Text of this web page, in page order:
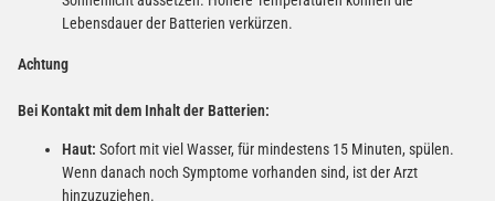
Lebensdauer der Batterien verkürzen.
Achtung
Bei Kontakt mit dem Inhalt der Batterien:
Haut: Sofort mit viel Wasser, für mindestens 15 Minuten, spülen.
Wenn danach noch Symptome vorhanden sind, ist der Arzt
hinzuzuziehen.